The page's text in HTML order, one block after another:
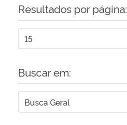
Resultados por página:
Buscar em: